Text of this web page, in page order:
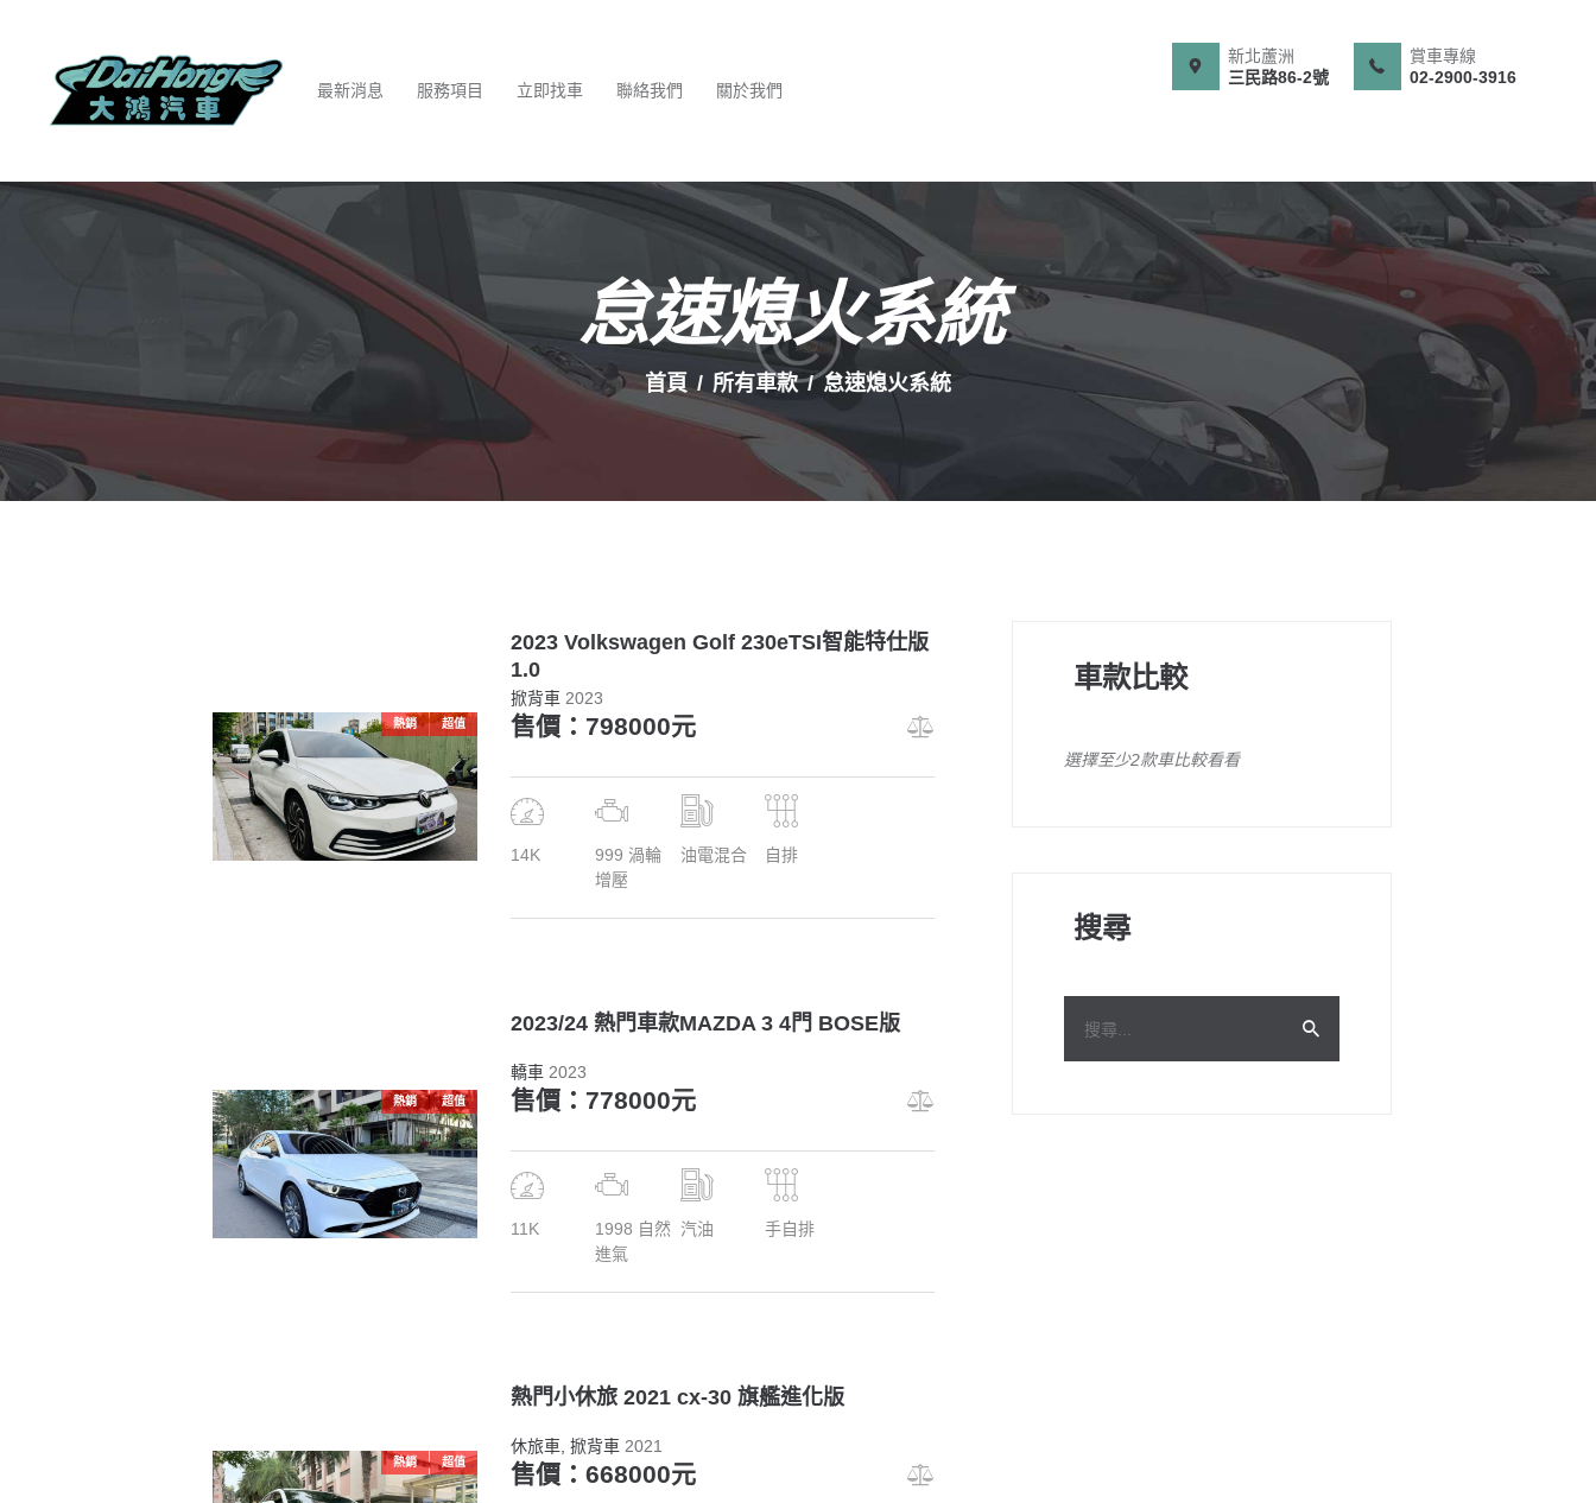
最新消息 服務項目 立即找車 聯絡我們 關於我們
新北蘆洲
三民路86-2號
賞車專線
02-2900-3916
怠速熄火系統
首頁 所有車款 怠速熄火系統
服務項目
聯絡我們
關於我們
熱銷 超值
2023 Volkswagen Golf 230eTSI智能特仕版
1.0
掀背車 2023
售價：798000元
14K
999 渦輪
增壓
油電混合 自排
熱銷 超值
2023/24 熱門車款MAZDA 3 4門 BOSE版
轎車 2023
售價：778000元
11K
1998 自然
進氣
汽油 手自排
熱銷 超值
熱門小休旅 2021 cx-30 旗艦進化版
休旅車 , 掀背車 2021
售價：668000元
車款比較
選擇至少2款車比較看看
搜尋
關